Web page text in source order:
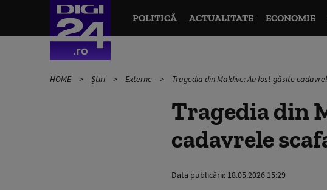
POLITICĂ ACTUALITATE ECONOMIE
HOME Știri Externe Tragedia din Maldive: Au fost găsite
Tragedia din
cadavrele
Data publicării: 18.05.2026 15:29